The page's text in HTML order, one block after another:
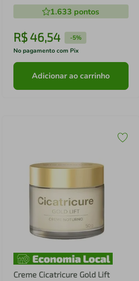
1.633 pontos
R$ 46,54 -5%
No pagamento com Pix
Adicionar ao carrinho
Creme Cicatricure Gold Lift